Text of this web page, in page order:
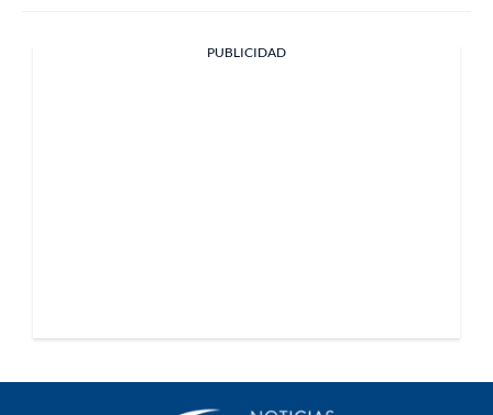
PUBLICIDAD